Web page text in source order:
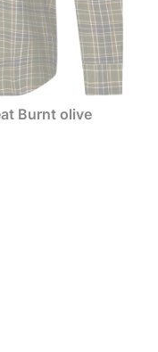
Burnt olive